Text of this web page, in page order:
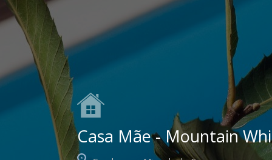
Casa Mãe - Mountain